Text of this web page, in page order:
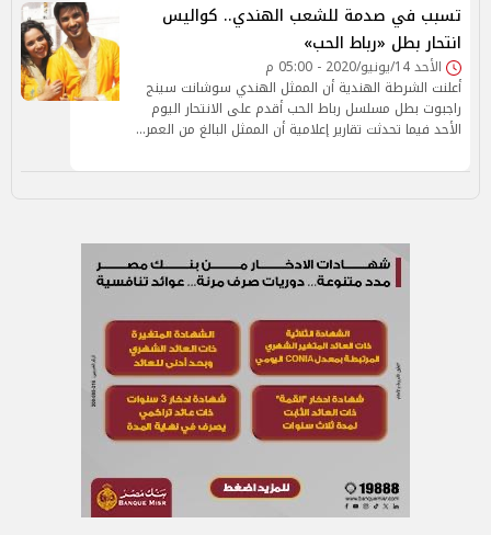
تسبب في صدمة للشعب الهندي.. كواليس
انتحار بطل «رباط الحب»
الأحد 14/يونيو/2020 - 05:00 م
أعلنت الشرطة الهندية أن الممثل الهندي سوشانت سينج
راجبوت بطل مسلسل رباط الحب أقدم على الانتحار اليوم
الأحد فيما تحدثت تقارير إعلامية أن الممثل البالغ من العمر…